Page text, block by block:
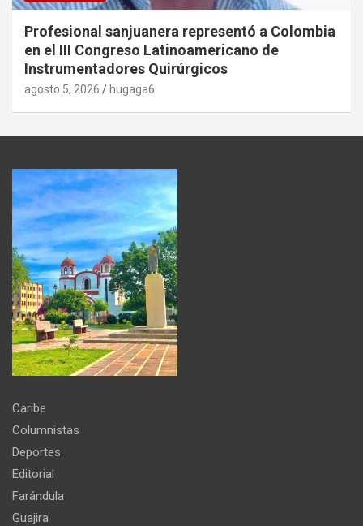
Profesional sanjuanera representó a Colombia
en el III Congreso Latinoamericano de
Instrumentadores Quirúrgicos
agosto 5, 2026 hugaga6
Caribe
Columnistas
Deportes
Editorial
Farándula
Guajira